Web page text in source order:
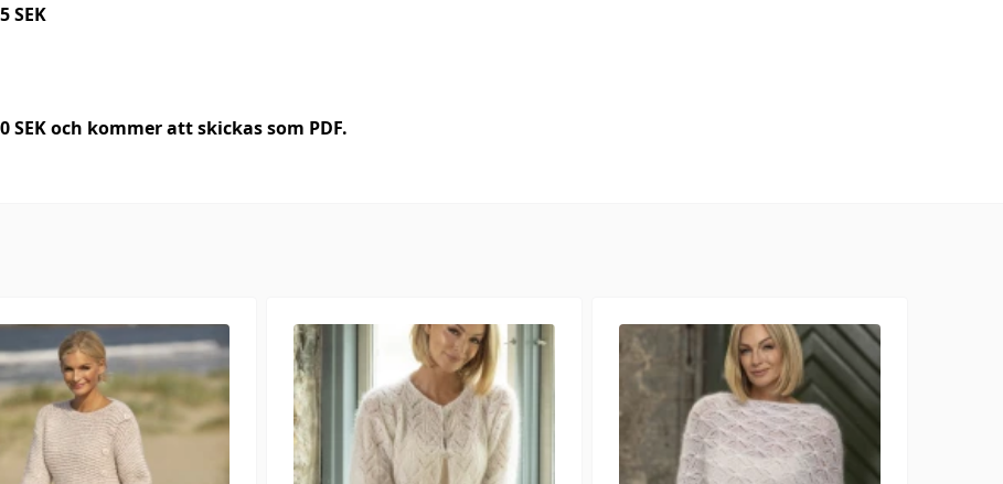
SEK
och kommer att skickas som PDF.